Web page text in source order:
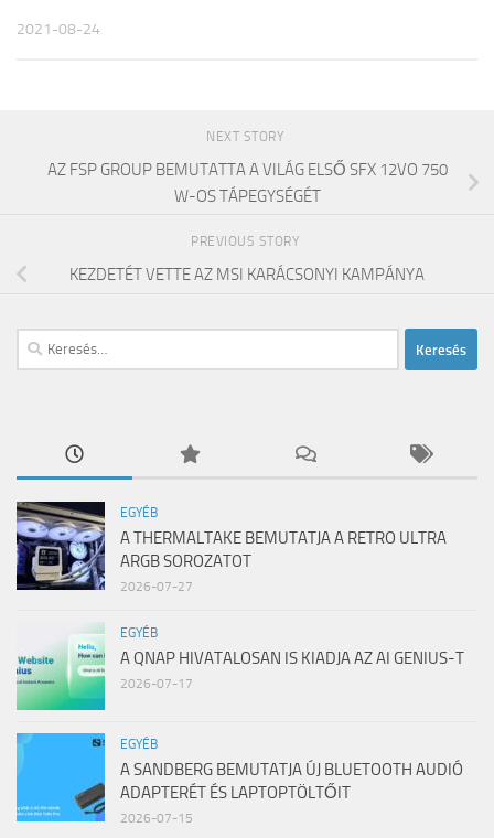
2021-08-24
NEXT STORY
AZ FSP GROUP BEMUTATTA A VILÁG ELSŐ SFX 12VO 750
W-OS TÁPEGYSÉGÉT
PREVIOUS STORY
KEZDETÉT VETTE AZ MSI KARÁCSONYI KAMPÁNYA
Keresés:
EGYÉB
A THERMALTAKE BEMUTATJA A RETRO ULTRA
ARGB SOROZATOT
2026-07-27
EGYÉB
A QNAP HIVATALOSAN IS KIADJA AZ AI GENIUS-T
2026-07-17
EGYÉB
A SANDBERG BEMUTATJA ÚJ BLUETOOTH AUDIÓ
ADAPTERÉT ÉS LAPTOPTÖLTŐIT
2026-07-15